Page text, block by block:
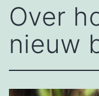
Over
nieuw